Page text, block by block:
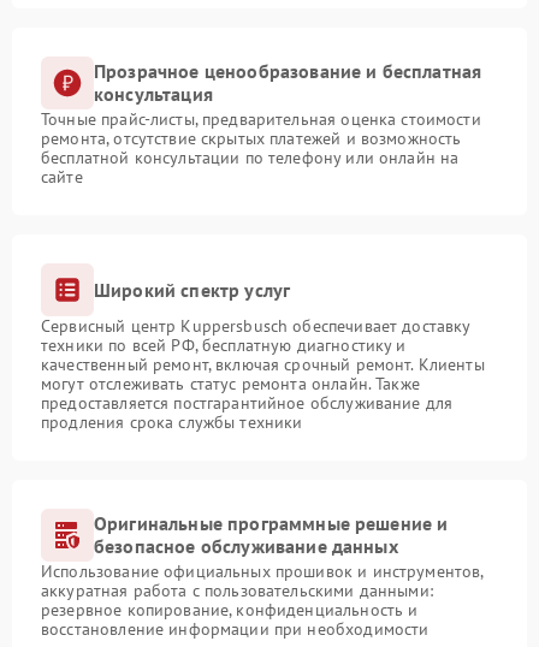
Прозрачное ценообразование и бесплатная
консультация
Точные прайс-листы, предварительная оценка стоимости
ремонта, отсутствие скрытых платежей и возможность
бесплатной консультации по телефону или онлайн на
сайте
Широкий спектр услуг
Сервисный центр Kuppersbusch обеспечивает доставку
техники по всей РФ, бесплатную диагностику и
качественный ремонт, включая срочный ремонт. Клиенты
могут отслеживать статус ремонта онлайн. Также
предоставляется постгарантийное обслуживание для
продления срока службы техники
Оригинальные программные решение и
безопасное обслуживание данных
Использование официальных прошивок и инструментов,
аккуратная работа с пользовательскими данными:
резервное копирование, конфиденциальность и
восстановление информации при необходимости